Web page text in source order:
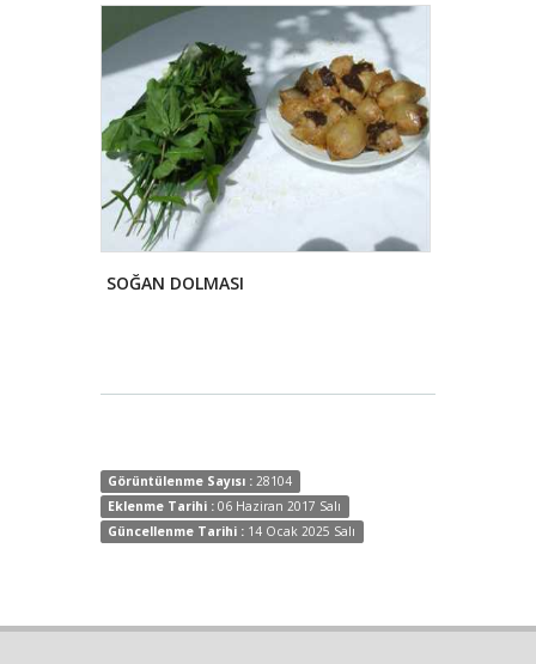
SOĞAN DOLMASI
Görüntülenme Sayısı : 28104
Eklenme Tarihi : 06 Haziran 2017 Salı
Güncellenme Tarihi : 14 Ocak 2025 Salı